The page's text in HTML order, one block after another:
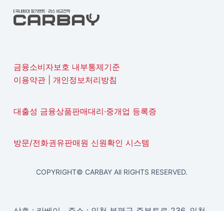
금융소비자보호 내부통제기준
이용약관| 개인정보처리방침
대출성 금융상품판매대리·중개업 등록증
방문/전화권유판매원 신원확인 시스템
COPYRIGHT© CARBAY All RIGHTS RESERVED.